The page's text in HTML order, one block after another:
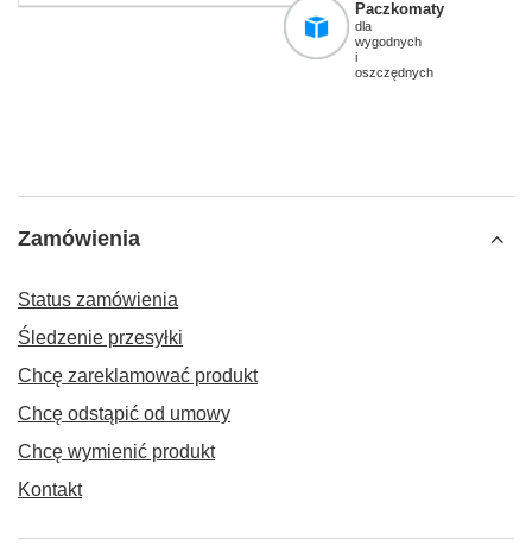
Paczkomaty
dla
wygodnych
i
oszczędnych
Zamówienia
Status zamówienia
Śledzenie przesyłki
Chcę zareklamować produkt
Chcę odstąpić od umowy
Chcę wymienić produkt
Kontakt